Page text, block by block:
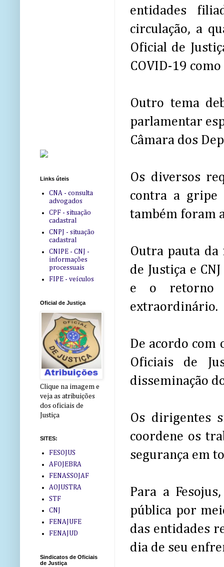
entidades
circulação, a
Oficial de
COVID-19
Outro tema
parlamentar
Câmara dos
Os diversos
contra a gripe
também foram
Outra pauta da
de Justiça e
e o retorno
extraordinário.
De acordo com
Oficiais de
disseminação
Os dirigentes
coordene os
segurança em
Para a
pública por
das entidades
dia de seu
Links úteis
CNA - consulta
advogados
CPF - situação
cadastral
CNPJ - situação
cadastral
CNIPE - CNJ -
informações
processuais
FIPE - veículos
Oficial de Justiça
Clique na imagem e
veja as atribuições
dos oficiais de
Justiça
SITES:
FESOJUS
AFOJEBRA
FENASSOJAF
AOJUSTRA
STF
CNJ
FENAJUFE
FENAJUD
Sindicatos de Oficiais
de Justiça